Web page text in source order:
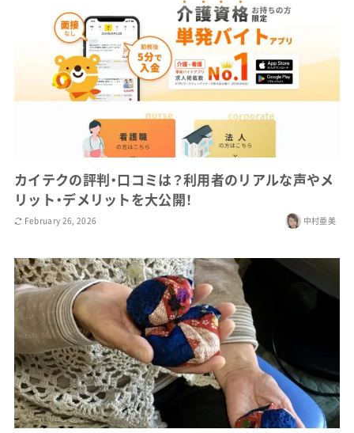
カイテクの評判・口コミは？利用者のリアルな声やメ
リット・デメリットを大公開！
February 26, 2026 中村亜美